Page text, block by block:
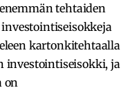
tehtaiden
kartonkitehtaalla
investointiseisokki, ja
on